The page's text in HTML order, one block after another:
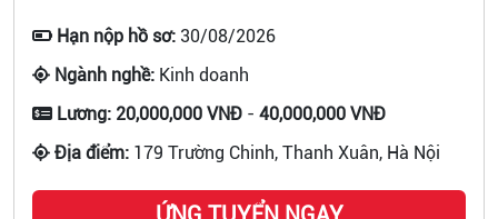
Hạn nộp hồ sơ: 30/08/2026
Ngành nghề: Kinh doanh
Lương: 20,000,000 VNĐ - 40,000,000 VNĐ
Địa điểm: 179 Trường Chinh, Thanh Xuân, Hà Nội